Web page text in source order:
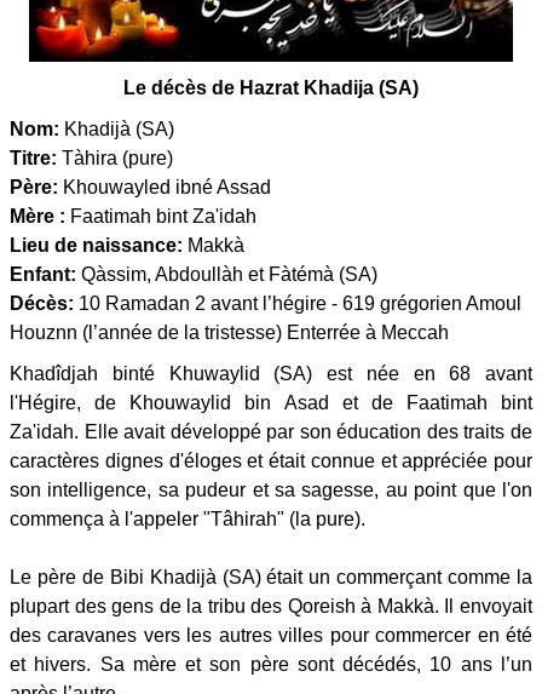
Le décès de Hazrat Khadija (SA)
Nom: Khadijà (SA)
Titre: Tàhira (pure)
Père: Khouwayled ibné Assad
Mère : Faatimah bint Za'idah
Lieu de naissance: Makkà
Enfant: Qàssim, Abdoullàh et Fàtémà (SA)
Décès: 10 Ramadan 2 avant l’hégire - 619 grégorien Amoul
Houznn (l’année de la tristesse) Enterrée à Meccah
Khadîdjah binté Khuwaylid (SA) est née en 68 avant
l'Hégire, de Khouwaylid bin Asad et de Faatimah bint
Za'idah. Elle avait développé par son éducation des traits de
caractères dignes d'éloges et était connue et appréciée pour
son intelligence, sa pudeur et sa sagesse, au point que l'on
commença à l'appeler "Tâhirah" (la pure).
Le père de Bibi Khadijà (SA) était un commerçant comme la
plupart des gens de la tribu des Qoreish à Makkà. Il envoyait
des caravanes vers les autres villes pour commercer en été
et hivers. Sa mère et son père sont décédés, 10 ans l’un